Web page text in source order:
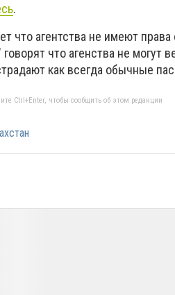
.
что агентства не имеют права
что агенства не могут
как всегда обычные
Ctrl+Enter, чтобы сообщить об этом редакции